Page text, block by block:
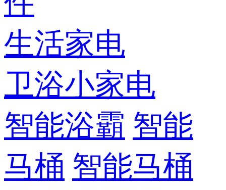
生活家电
卫浴小家电
智能浴霸 智能
马桶 智能马桶